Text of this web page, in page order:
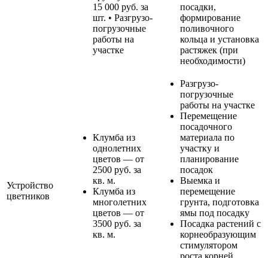
15 000 руб. за
шт. • Разгрузо-
погрузочные
работы на
участке
посадки,
формирование
поливочного
кольца и установка
растяжек (при
необходимости)
Устройство
цветников
Клумба из
однолетних
цветов — от
2500 руб. за
кв. м.
Клумба из
многолетних
цветов — от
3500 руб. за
кв. м.
Разгрузо-
погрузочные
работы на участке
Перемещение
посадочного
материала по
участку и
планирование
посадок
Выемка и
перемещение
грунта, подготовка
ямы под посадку
Посадка растений с
корнеобразующим
стимулятором
роста корней